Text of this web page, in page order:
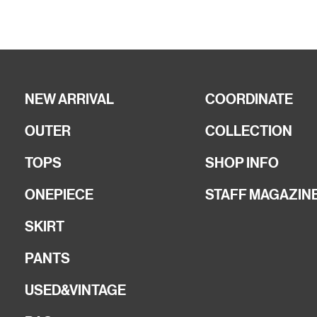
NEW ARRIVAL
OUTER
TOPS
ONEPIECE
SKIRT
PANTS
USED&VINTAGE
COORDINATE
COLLECTION
SHOP INFO
STAFF